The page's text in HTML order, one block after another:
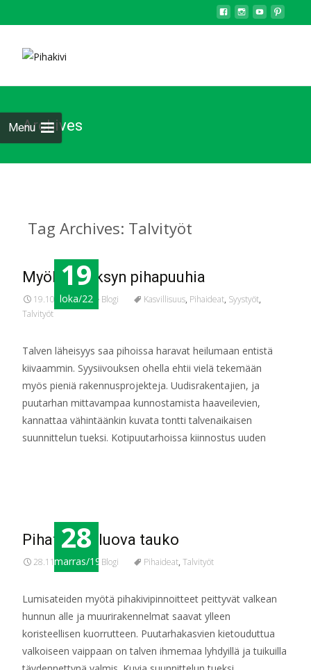
MenuArchives
Tag Archives: Talvityöt
19
loka/22
Myöhäissyksyn pihapuuhia
19.10.2022 Blogi Kasvillisuus, Pihaideat, Syystyöt,
Talvityöt
Talven läheisyys saa pihoissa haravat heilumaan entistä
kiivaammin. Syysiivouksen ohella ehtii vielä tekemään
myös pieniä rakennusprojekteja. Uudisrakentajien, ja
puutarhan mittavampaa kunnostamista haaveilevien,
kannattaa vähintäänkin kuvata tontti talvenaikaisen
suunnittelun tueksi. Kotipuutarhoissa kiinnostus uuden
28
marras/19
Pihatöissä luova tauko
28.11.2019 Blogi Pihaideat, Talvityöt
Lumisateiden myötä pihakivipinnoitteet peittyvät valkean
hunnun alle ja muurirakennelmat saavat ylleen
koristeellisen kuorrutteen. Puutarhakasvien kietouduttua
valkoiseen vaippaan on talven ihmemaa lyhdyillä ja tuikuilla